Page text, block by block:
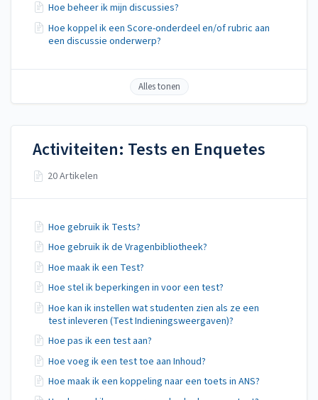
Hoe beheer ik mijn discussies?
Hoe koppel ik een Score-onderdeel en/of rubric aan
een discussie onderwerp?
Alles tonen
Activiteiten: Tests en Enquetes
20 Artikelen
Hoe gebruik ik Tests?
Hoe gebruik ik de Vragenbibliotheek?
Hoe maak ik een Test?
Hoe stel ik beperkingen in voor een test?
Hoe kan ik instellen wat studenten zien als ze een
test inleveren (Test Indieningsweergaven)?
Hoe pas ik een test aan?
Hoe voeg ik een test toe aan Inhoud?
Hoe maak ik een koppeling naar een toets in ANS?